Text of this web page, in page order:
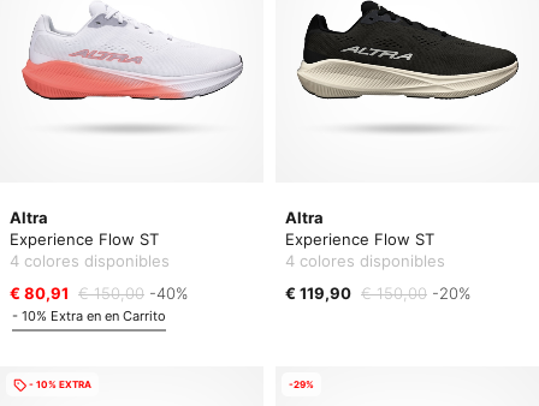
Altra
Experience Flow ST
4 colores disponibles
€ 80,91 € 150,00 -40%
- 10% Extra en en Carrito
Altra
Experience Flow ST
4 colores disponibles
€ 119,90 € 150,00 -20%
- 10% EXTRA -29%